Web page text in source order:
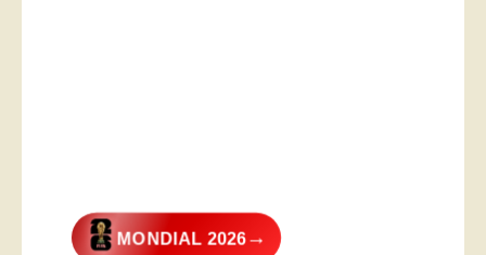
MONDIAL 2026→